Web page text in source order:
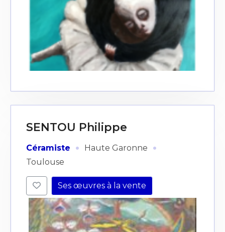
SENTOU Philippe
Céramiste · Haute Garonne ·
Toulouse
Ses œuvres à la vente